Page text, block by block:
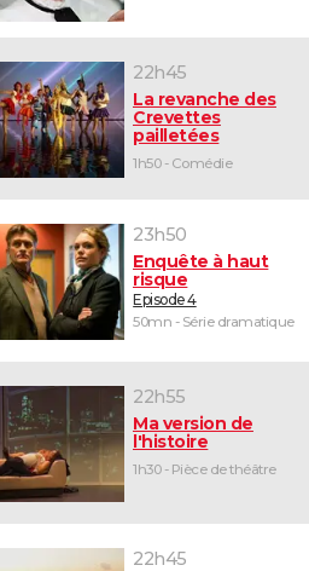
22h45
La revanche des
Crevettes
pailletées
1h50 - Comédie
23h50
Enquête à haut
risque
Episode 4
50mn - Série dramatique
22h55
Ma version de
l'histoire
1h30 - Pièce de théâtre
22h45